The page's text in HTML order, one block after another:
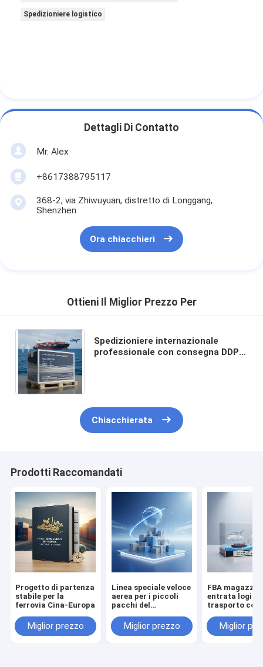
Spedizioniere logistico
Dettagli Di Contatto
Mr. Alex
+8617388795117
368-2, via Zhiwuyuan, distretto di Longgang,
Shenzhen
Ora chiacchieri
Ottieni Il Miglior Prezzo Per
Spedizioniere internazionale
professionale con consegna DDP e
Chiacchierata
Prodotti Raccomandati
Progetto di partenza
stabile per la
ferrovia Cina-Europa
Miglior prezzo
Linea speciale veloce
aerea per i piccoli
pacchi del
elettronico
transfrontaliero
Miglior prezzo
FBA
entrata
trasporto
Miglior